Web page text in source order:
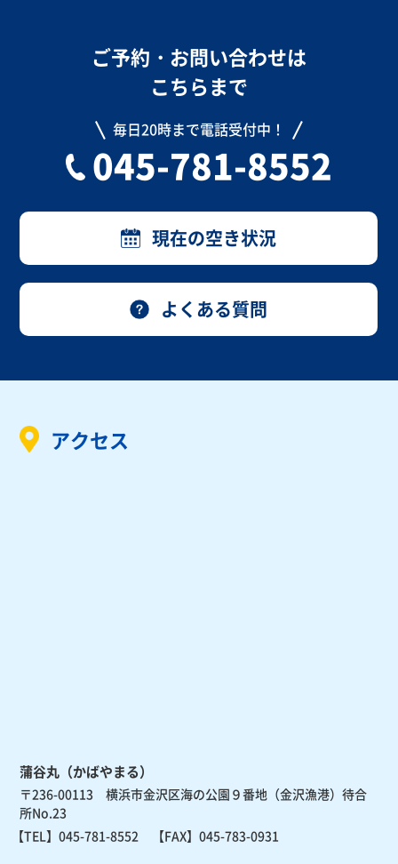
ご予約・お問い合わせは
こちらまで
毎日20時まで電話受付中！
045-781-8552
現在の空き状況
よくある質問
アクセス
蒲谷丸（かばやまる）
〒236-00113 横浜市金沢区海の公園９番地（金沢漁港）待合
所No.23
【TEL】045-781-8552 【FAX】045-783-0931